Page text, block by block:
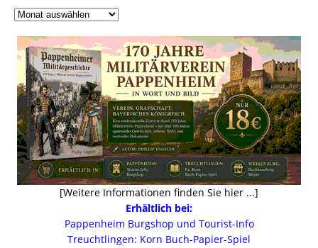
[Weitere Informationen finden Sie hier ...]
Erhältlich bei:
Pappenheim Burgshop und Tourist-Info
Treuchtlingen: Korn Buch-Papier-Spiel